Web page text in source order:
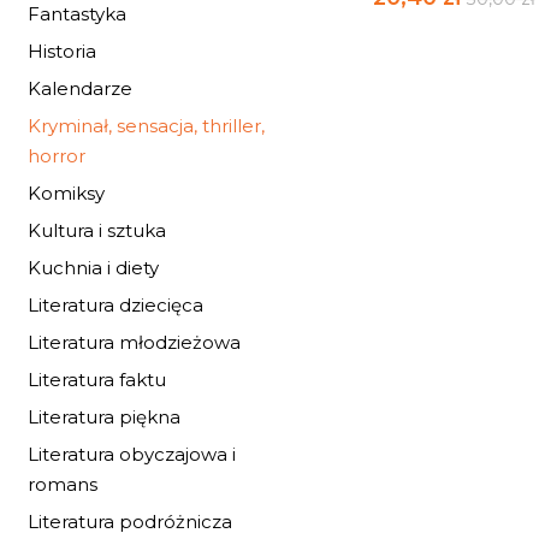
Fantastyka
Historia
Kalendarze
Kryminał, sensacja, thriller,
horror
Komiksy
Kultura i sztuka
Kuchnia i diety
Literatura dziecięca
Literatura młodzieżowa
Literatura faktu
Literatura piękna
Literatura obyczajowa i
romans
Literatura podróżnicza